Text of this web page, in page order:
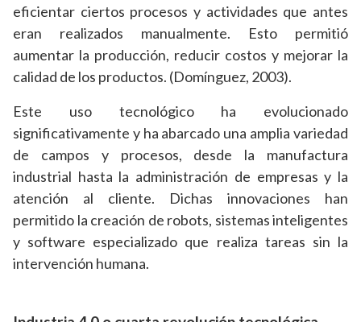
eficientar ciertos procesos y actividades que antes
eran realizados manualmente. Esto permitió
aumentar la producción, reducir costos y mejorar la
calidad de los productos. (Domínguez, 2003).
Este uso tecnológico ha evolucionado
significativamente y ha abarcado una amplia variedad
de campos y procesos, desde la manufactura
industrial hasta la administración de empresas y la
atención al cliente. Dichas innovaciones han
permitido la creación de robots, sistemas inteligentes
y software especializado que realiza tareas sin la
intervención humana.